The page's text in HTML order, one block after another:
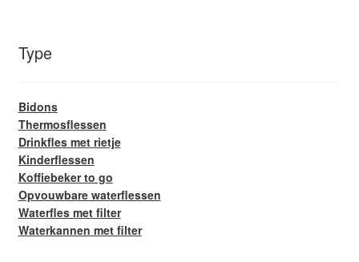
Type
Bidons
Thermosflessen
Drinkfles met rietje
Kinderflessen
Koffiebeker to go
Opvouwbare waterflessen
Waterfles met filter
Waterkannen met filter